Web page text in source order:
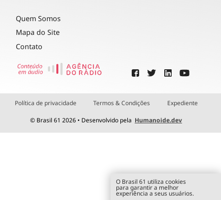
Quem Somos
Mapa do Site
Contato
Política de privacidade Termos & Condições Expediente
© Brasil 61 2026 • Desenvolvido pela Humanoide.dev
O Brasil 61 utiliza cookies
para garantir a melhor
experiência a seus usuários.